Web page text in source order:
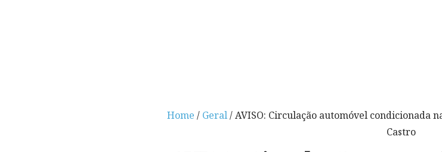
Home / Geral/ AVISO: Circulação automóvel condicionada
Castro